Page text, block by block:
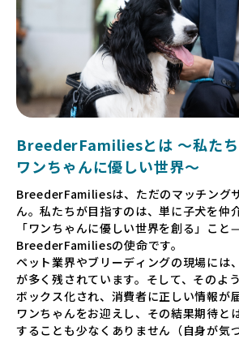
BreederFamiliesとは 〜私たち
ワンちゃんに優しい世界〜
BreederFamiliesは、ただのマッチング
ん。私たちが目指すのは、単に子犬を仲
「ワンちゃんに優しい世界を創る」こ
BreederFamiliesの使命です。
ペット業界やブリーディングの現場には
が多く残されています。そして、そのよ
ボックス化され、消費者に正しい情報が
ワンちゃんをお迎えし、その結果期待と
することも少なくありません（自身が気